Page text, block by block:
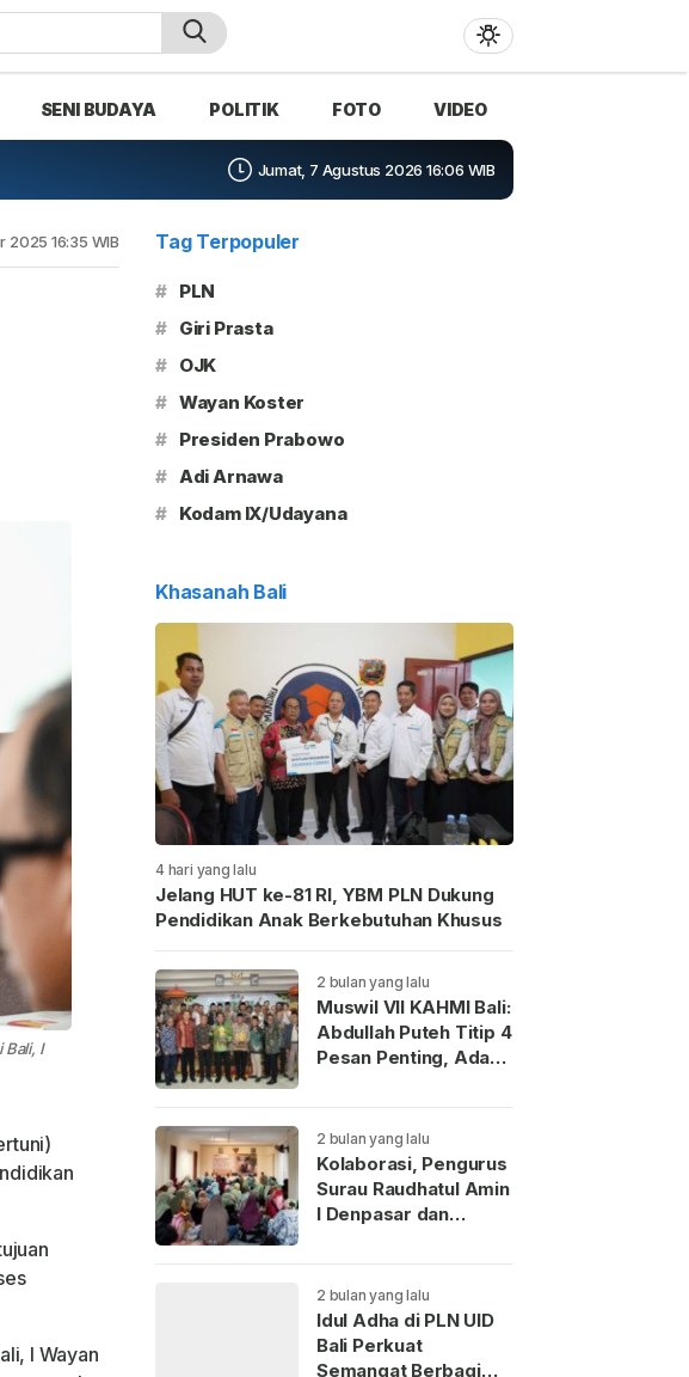
SENI BUDAYA POLITIK FOTO VIDEO
Jumat, 7 Agustus 2026 16:06 WIB
2025 16:35 WIB
Bali, I
I Wayan
Tag Terpopuler
# PLN
# Giri Prasta
# OJK
# Wayan Koster
# Presiden Prabowo
# Adi Arnawa
# Kodam IX/Udayana
Khasanah Bali
4 hari yang lalu
Jelang HUT ke-81 RI, YBM PLN Dukung
Pendidikan Anak Berkebutuhan Khusus
2 bulan yang lalu
Muswil VII KAHMI Bali:
Abdullah Puteh Titip 4
Pesan Penting, Ada
2 bulan yang lalu
Kolaborasi, Pengurus
Surau Raudhatul Amin
I Denpasar dan
Hewan Kurban
2 bulan yang lalu
Idul Adha di PLN UID
Bali Perkuat
Semangat Berbagi